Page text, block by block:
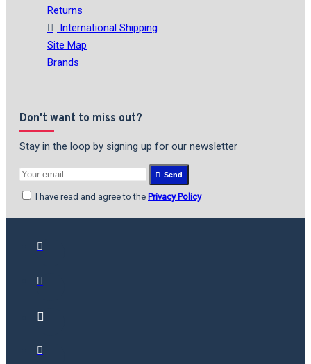
Returns
International Shipping
Site Map
Brands
Don't want to miss out?
Stay in the loop by signing up for our newsletter
Send
I have read and agree to the Privacy Policy